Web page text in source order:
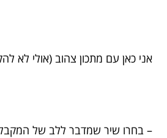
אני כאן עם מתכון צהוב (אולי לא
– בחרו שיר שמדבר ללב של